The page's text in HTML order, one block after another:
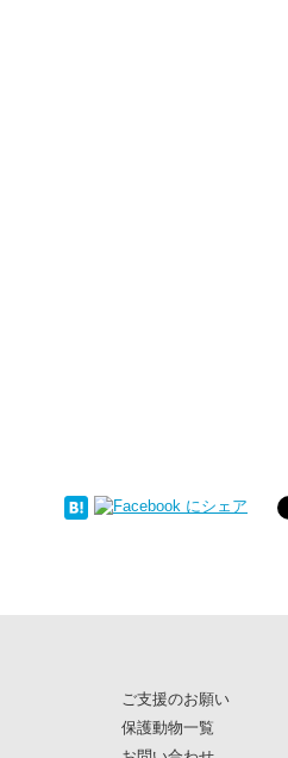
ご支援のお願い
保護動物一覧